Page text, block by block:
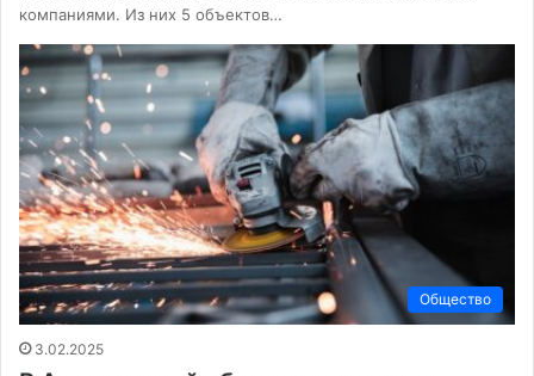
компаниями. Из них 5 объектов…
Общество
3.02.2025